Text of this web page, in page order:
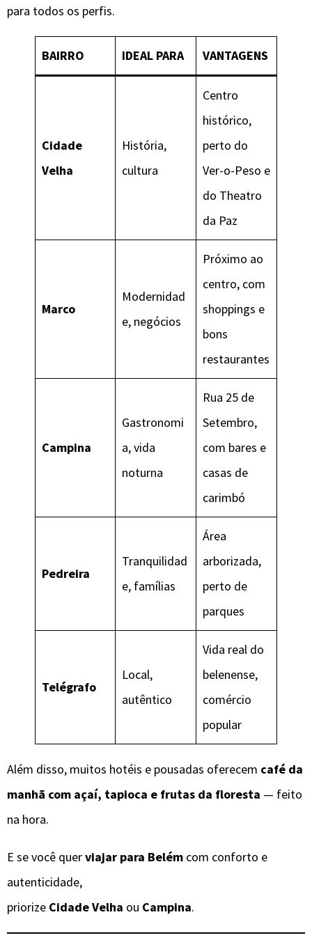
para todos os perfis.
BAIRRO IDEAL PARA VANTAGENS
Cidade
Velha
História,
cultura
Centro
histórico,
perto do
Ver-o-Peso e
do Theatro
da Paz
Marco
Modernidad
e, negócios
Próximo ao
centro, com
shoppings e
bons
restaurantes
Campina
Gastronomi
a, vida
noturna
Rua 25 de
Setembro,
com bares e
casas de
carimbó
Pedreira
Tranquilidad
e, famílias
Área
arborizada,
perto de
parques
Telégrafo
Local,
autêntico
Vida real do
belenense,
comércio
popular
Além disso, muitos hotéis e pousadas oferecem café da
manhã com açaí, tapioca e frutas da floresta — feito
na hora.
E se você querviajar para Belém com conforto e
autenticidade,
priorize Cidade Velha ou Campina.